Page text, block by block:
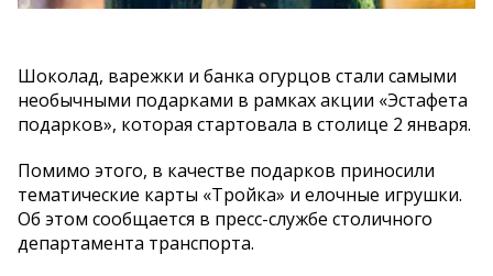
Шоколад, варежки и банка огурцов стали самыми
необычными подарками в рамках акции «Эстафета
подарков», которая стартовала в столице 2 января.
Помимо этого, в качестве подарков приносили
тематические карты «Тройка» и елочные игрушки.
Об этом сообщается в пресс-службе столичного
департамента транспорта.